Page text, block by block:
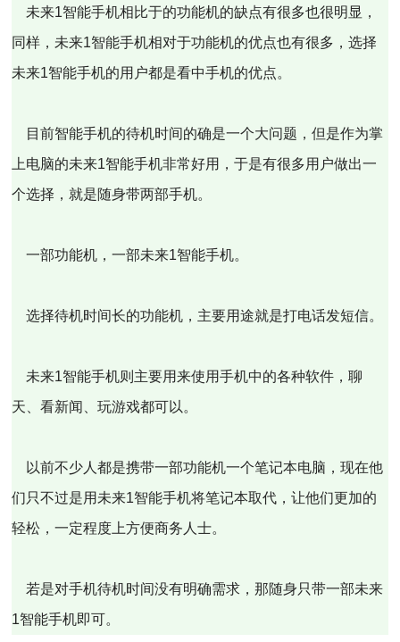
未来1智能手机相比于的功能机的缺点有很多也很明显，
同样，未来1智能手机相对于功能机的优点也有很多，选择
未来1智能手机的用户都是看中手机的优点。
目前智能手机的待机时间的确是一个大问题，但是作为掌
上电脑的未来1智能手机非常好用，于是有很多用户做出一
个选择，就是随身带两部手机。
一部功能机，一部未来1智能手机。
选择待机时间长的功能机，主要用途就是打电话发短信。
未来1智能手机则主要用来使用手机中的各种软件，聊
天、看新闻、玩游戏都可以。
以前不少人都是携带一部功能机一个笔记本电脑，现在他
们只不过是用未来1智能手机将笔记本取代，让他们更加的
轻松，一定程度上方便商务人士。
若是对手机待机时间没有明确需求，那随身只带一部未来
1智能手机即可。